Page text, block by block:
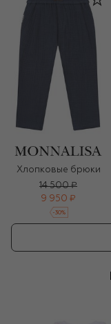
Хлопковые брюки
14 500 ₽
9 950 ₽
-30%